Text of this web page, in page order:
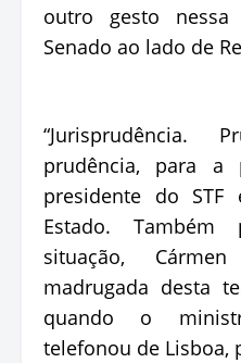
outro gesto
Senado ao lado de
“Jurisprudência.
prudência, para a
presidente do
Estado. Também
situação,
madrugada desta
quando o
telefonou de Lisboa,